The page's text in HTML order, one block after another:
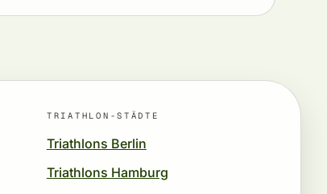
TRIATHLON-STÄDTE
Triathlons Berlin
Triathlons Hamburg